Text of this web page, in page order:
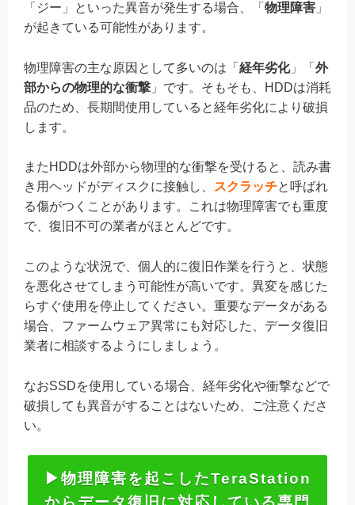
「ジー」といった異音が発生する場合、「 物理障害 」
が起きている可能性があります。
物理障害の主な原因として多いのは「 経年劣化」「 外
部からの物理的な衝撃 」です。そもそも、HDDは消耗
品のため、長期間使用していると経年劣化により破損
します。
またHDDは外部から物理的な衝撃を受けると、読み書
き用ヘッドがディスクに接触し、
スクラッチと呼ばれ
る傷がつくことがあります。これは物理障害でも重度
で、復旧不可の業者がほとんどです。
このような状況で、個人的に復旧作業を行うと、状態
を悪化させてしまう可能性が高いです。異変を感じた
らすぐ使用を停止してください。重要なデータがある
場合、ファームウェア異常にも対応した、データ復旧
業者に相談するようにしましょう。
なおSSDを使用している場合、経年劣化や衝撃などで
破損しても異音がすることはないため、ご注意くださ
い。
▶物理障害を起こしたTeraStation